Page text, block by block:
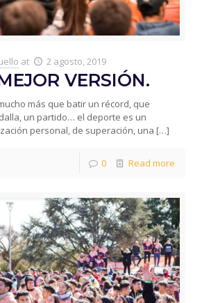
at 2 agosto, 2019
VERSIÓN.
más que batir un récord, que
un partido… el deporte es un
personal, de superación, una […]
0 Read more